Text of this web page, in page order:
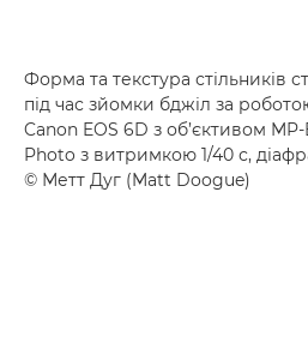
Форма та текстура стільників
під час зйомки бджіл за
Canon EOS 6D з об’єктивом
Photo з витримкою 1/40 с,
© Метт Дуг (Matt Doogue)